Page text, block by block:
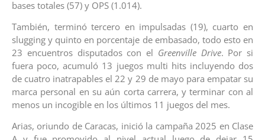
bases totales (57) y OPS (1.014).
También, terminó tercero en impulsadas (19), cuarto en
slugging y quinto en porcentaje de embasado, todo esto en
23 encuentros disputados con el Greenville Drive. Por si
fuera poco, acumuló 13 juegos multi hits incluyendo dos
de cuatro inatrapables el 22 y 29 de mayo para empatar su
marca personal en su aún corta carrera, y terminar con al
menos un incogible en los últimos 11 juegos del mes.
Arias, oriundo de Caracas, inició la campaña 2025 en Clase